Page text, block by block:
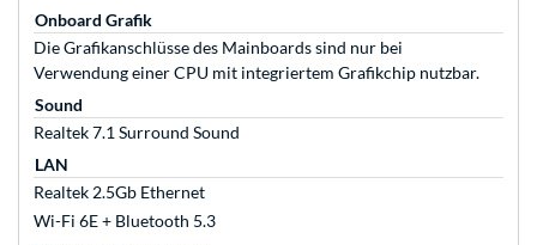
Onboard Grafik
Die Grafikanschlüsse des Mainboards sind nur bei
Verwendung einer CPU mit integriertem Grafikchip nutzbar.
Sound
Realtek 7.1 Surround Sound
LAN
Realtek 2.5Gb Ethernet
Wi-Fi 6E + Bluetooth 5.3